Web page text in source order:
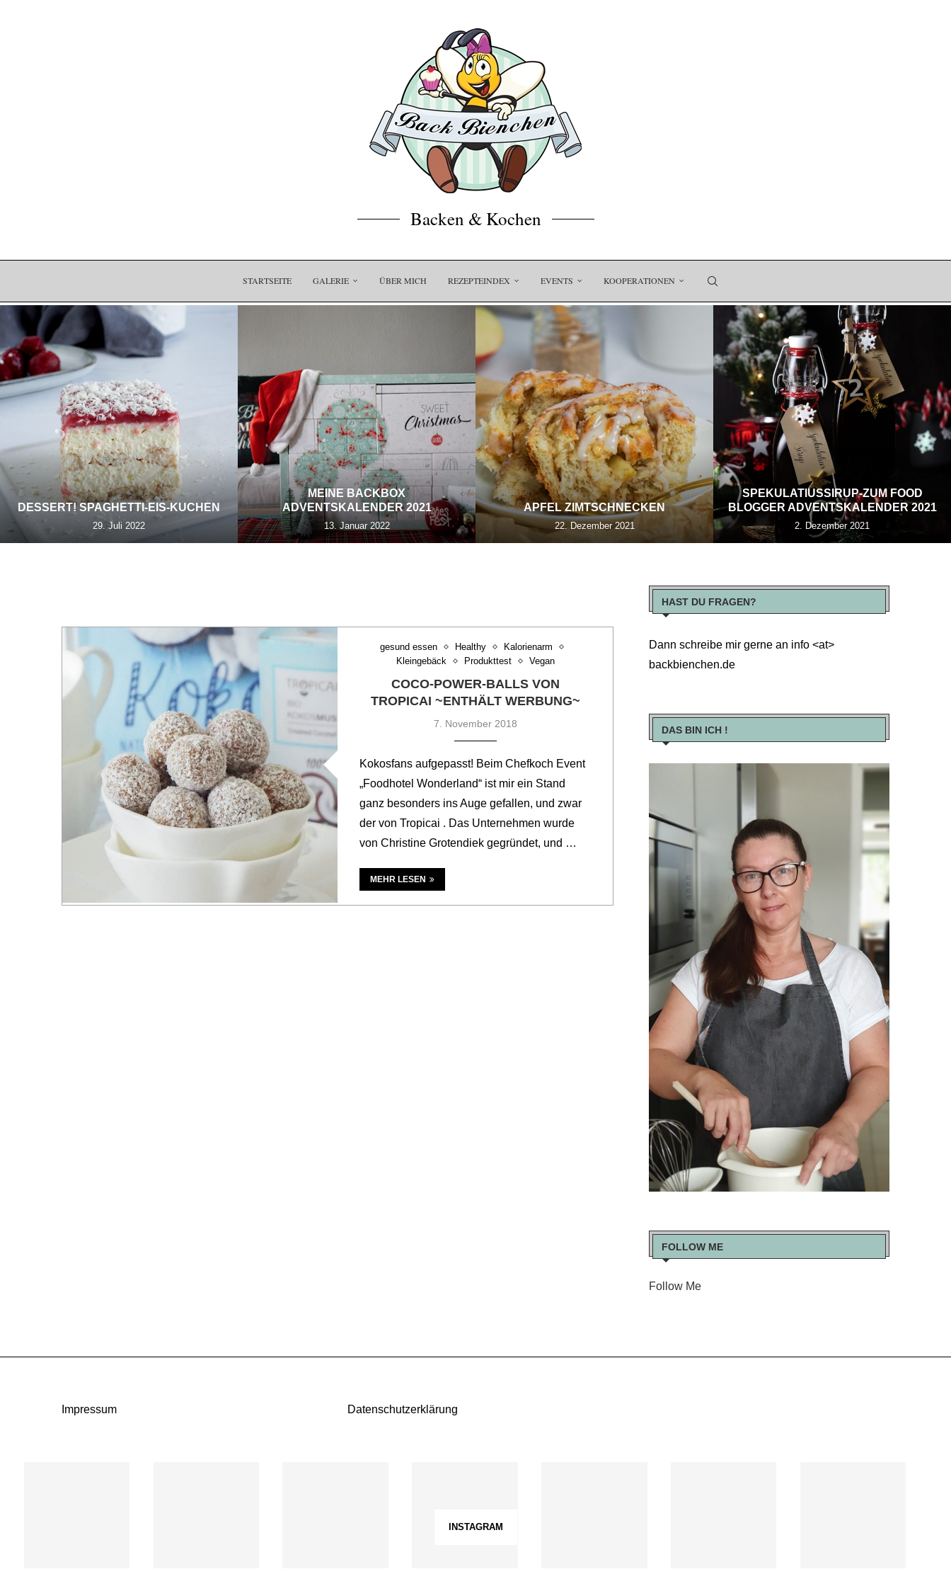
Backen & Kochen
STARTSEITE GALERIE ÜBER MICH REZEPTEINDEX EVENTS KOOPERATIONEN
DESSERT! SPAGHETTI-EIS-KUCHEN
29. Juli 2022
MEINE BACKBOX
ADVENTSKALENDER 2021
13. Januar 2022
APFEL ZIMTSCHNECKEN
22. Dezember 2021
SPEKULATIUSSIRUP-ZUM FOOD
BLOGGER ADVENTSKALENDER 2021
2. Dezember 2021
gesund essen Healthy
Kalorienarm
Kleingebäck
Produkttest Vegan
COCO-POWER-BALLS VON
TROPICAI ~ENTHÄLT WERBUNG~
7. November 2018
Kokosfans aufgepasst! Beim Chefkoch Event
„Foodhotel Wonderland“ ist mir ein Stand
ganz besonders ins Auge gefallen, und zwar
der von Tropicai . Das Unternehmen wurde
von Christine Grotendiek gegründet, und …
MEHR LESEN
HAST DU FRAGEN?
Dann schreibe mir gerne an info <at>
backbienchen.de
DAS BIN ICH !
FOLLOW ME
Follow Me
Impressum Datenschutzerklärung
INSTAGRAM